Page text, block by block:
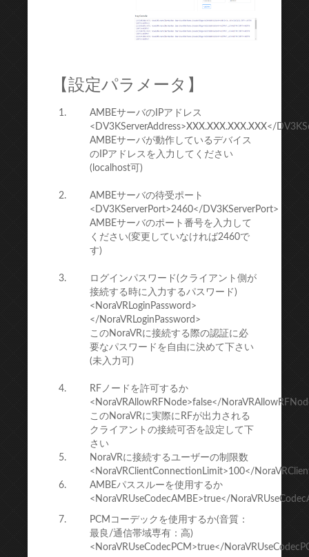
【設定パラメータ】
AMBEサーバのIPアドレス
<DV3KServerAddress>XXX.XXX.XXX.XXX</
AMBEサーバが動作しているデバイス
のIPアドレスを入力してください
(localhost可)
AMBEサーバの待受ポート
<DV3KServerPort>2460</DV3KServerPort>
AMBEサーバのポート番号を入力して
ください(変更していなければ2460で
す)
ログインパスワード(クライアント側が
接続する時に入力するパスワード)
<NoraVRLoginPassword>
</NoraVRLoginPassword>
このNoraVRに接続する際の認証に必
要なパスワードを自由に決めて下さい
(未入力可)
RFノードを許可するか
<NoraVRAllowRFNode>false</
このNoraVRに実際にRFが出力される
クライアントの接続可否を設定して下
さい
NoraVRに接続するユーザーの制限数
<NoraVRClientConnectionLimit>100</
AMBEパススルーを使用するか
<NoraVRUseCodecAMBE>true</
PCMコーデックを使用するか(音質：
最良/通信帯域専有：高)
<NoraVRUseCodecPCM>true</